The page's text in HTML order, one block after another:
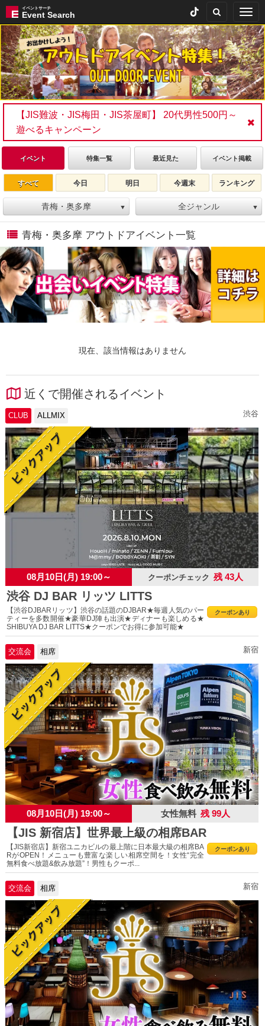
Event Search
イベントサーチ
【JIS難波・JIS梅田・JIS茶屋町】 20代男性500円～
遊べるキャンペーン
イベント 特集一覧 最近見た イベント掲載
すべて 今日 明日 今週末 ランキング
青梅・奥多摩 ▼ 全ジャンル ▼
青梅・奥多摩 アウトドアイベント一覧
現在、該当情報はありません
近くで開催されるイベント
CLUB ALLMIX 渋谷
08月10日(月) 19:00～ クーポンチェック 残 43人
渋谷 DJ BAR リッツ LITTS
クーポンあり
【渋谷DJBARリッツ】渋谷の話題のDJBAR★毎週人気のパー
ティーを多数開催★豪華DJ陣も出演★ディナーも楽しめる★
SHIBUYA DJ BAR LITTS★クーポンでお得に参加可能★
交流会 相席 新宿
08月10日(月) 19:00～ 女性無料 残 99人
【JIS 新宿店】世界最上級の相席BAR
クーポンあり
【JIS新宿店】新宿ユニカビルの最上階に日本最大級の相席BA
RがOPEN！メニューも豊富な楽しい相席空間を！女性“完全
無料食べ放題&飲み放題”！男性もクーポ...
交流会 相席 新宿